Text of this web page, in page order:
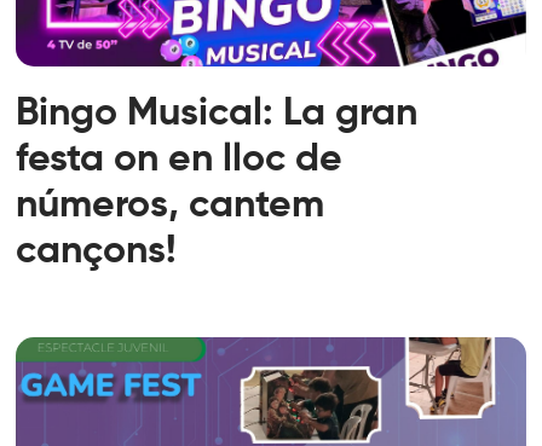
Bingo Musical: La gran
festa on en lloc de
números, cantem
cançons!